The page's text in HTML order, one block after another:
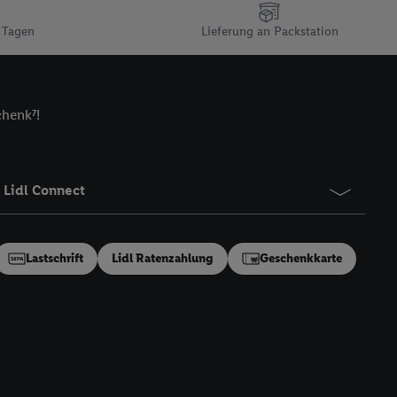
Lieferung an Packstation
Lidl Connect
Lastschrift Lidl Ratenzahlung Geschenkkarte
Online-Kennung
verwenden
E-Mail-
verfügbar ist.
und einer
von Dritten betrieben
speziell zur
generell zu
„Nutzung der
(nur für
Utiq